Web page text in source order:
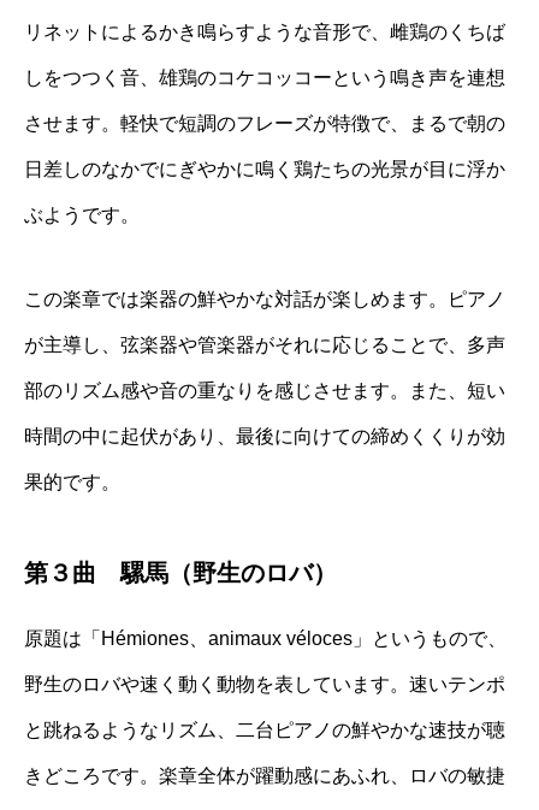
リネットによるかき鳴らすような音形で、雌鶏のくちば
しをつつく音、雄鶏のコケコッコーという鳴き声を連想
させます。軽快で短調のフレーズが特徴で、まるで朝の
日差しのなかでにぎやかに鳴く鶏たちの光景が目に浮か
ぶようです。
この楽章では楽器の鮮やかな対話が楽しめます。ピアノ
が主導し、弦楽器や管楽器がそれに応じることで、多声
部のリズム感や音の重なりを感じさせます。また、短い
時間の中に起伏があり、最後に向けての締めくくりが効
果的です。
第３曲 騾馬（野生のロバ）
原題は「Hémiones、animaux véloces」というもので、
野生のロバや速く動く動物を表しています。速いテンポ
と跳ねるようなリズム、二台ピアノの鮮やかな速技が聴
きどころです。楽章全体が躍動感にあふれ、ロバの敏捷